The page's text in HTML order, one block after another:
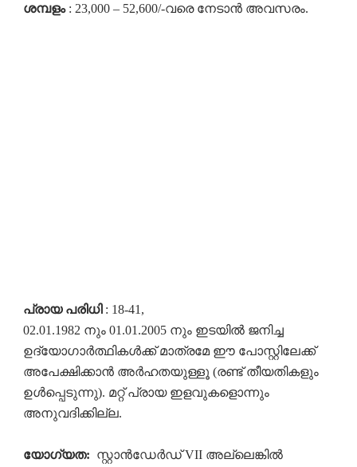
ശമ്പളം: 23,000 – 52,600/-വരെ നേടാൻ അവസരം.
പ്രായ പരിധി : 18-41,
02.01.1982 നും 01.01.2005 നും ഇടയിൽ ജനിച്ച
ഉദ്യോഗാർത്ഥികൾക്ക് മാത്രമേ ഈ പോസ്റ്റിലേക്ക്
അപേക്ഷിക്കാൻ അർഹതയുള്ളൂ (രണ്ട് തീയതികളും
ഉൾപ്പെടുന്നു). മറ്റ് പ്രായ ഇളവുകളൊന്നും
അനുവദിക്കില്ല.
യോഗ്യത: സ്റ്റാൻഡേർഡ് VII അല്ലെങ്കിൽ